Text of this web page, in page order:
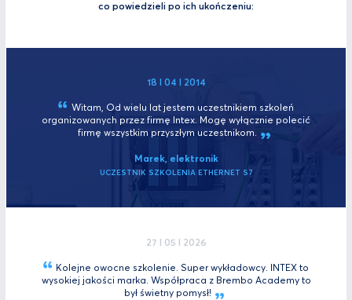
co powiedzieli po ich ukończeniu:
18 I 04 I 2014
Witam, Od wielu lat jestem uczestnikiem szkoleń
organizowanych przez firmę Intex. Mogę wyłącznie polecić
firmę wszystkim przyszłym uczestnikom.
Marek, elektronik
UCZESTNIK SZKOLENIA ETHERNET S7
27 I 05 I 2026
Kolejne owocne szkolenie. Super wykładowcy. INTEX to
wysokiej jakości marka. Współpraca z Brembo Academy to
był świetny pomysł!